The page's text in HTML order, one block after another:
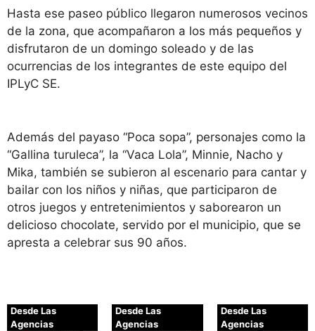
Hasta ese paseo público llegaron numerosos vecinos
de la zona, que acompañaron a los más pequeños y
disfrutaron de un domingo soleado y de las
ocurrencias de los integrantes de este equipo del
IPLyC SE.
Además del payaso “Poca sopa”, personajes como la
“Gallina turuleca”, la “Vaca Lola”, Minnie, Nacho y
Mika, también se subieron al escenario para cantar y
bailar con los niños y niñas, que participaron de
otros juegos y entretenimientos y saborearon un
delicioso chocolate, servido por el municipio, que se
apresta a celebrar sus 90 años.
Desde Las
Agencias
Desde Las
Agencias
Desde Las
Agencias